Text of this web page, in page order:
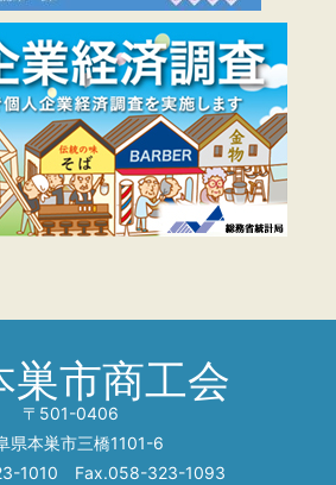
巣市商工会
〒501-0406
県本巣市三橋1101-6
1010 Fax.058-323-1093